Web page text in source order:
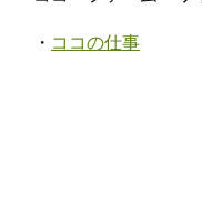
・ ココの仕事